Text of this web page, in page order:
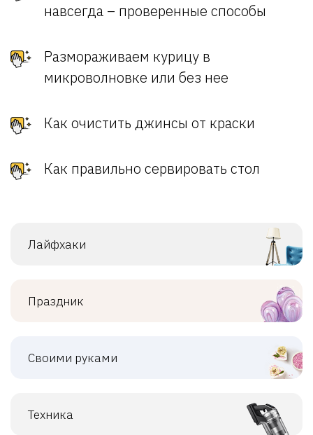
навсегда – проверенные способы
Размораживаем курицу в
микроволновке или без нее
Как очистить джинсы от краски
Как правильно сервировать стол
Лайфхаки
Праздник
Своими руками
Техника